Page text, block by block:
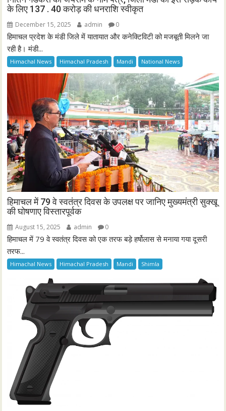
के लिए 137 . 40 करोड़ की धनराशि स्वीकृत
December 15, 2025 admin 0
हिमाचल प्रदेश के मंडी जिले में यातायात और कनेक्टिविटी को मजबूती मिलने जा
रही है। मंडी...
Himachal News Himachal Pradesh Mandi National News
हिमाचल में 79 वे स्वतंत्र दिवस के उपलक्ष पर जानिए मुख्यमंत्री सुक्खू
की घोषणाए विस्तारपूर्वक
August 15, 2025 admin 0
हिमाचल में 79 वे स्वतंत्र दिवस को एक तरफ बड़े हर्षोलास से मनाया गया दूसरी
तरफ...
Himachal News Himachal Pradesh Mandi Shimla